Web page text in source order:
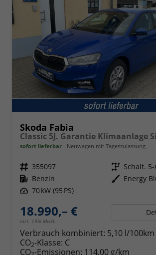
Skoda Fabia
sofort lieferbar Neuwagen mit Tageszulassung
Fahrzeugnr. 355097 Getriebe Schalt. 5-
Kraftstoff Benzin Außenfarbe Energy
Leistung 70 kW (95 PS)
18.990,– €
incl. 19% MwSt.
Verbrauch kombiniert: 5,10 l/100km
CO2-Klasse: C
CO -Emissionen: 114,00 g/km